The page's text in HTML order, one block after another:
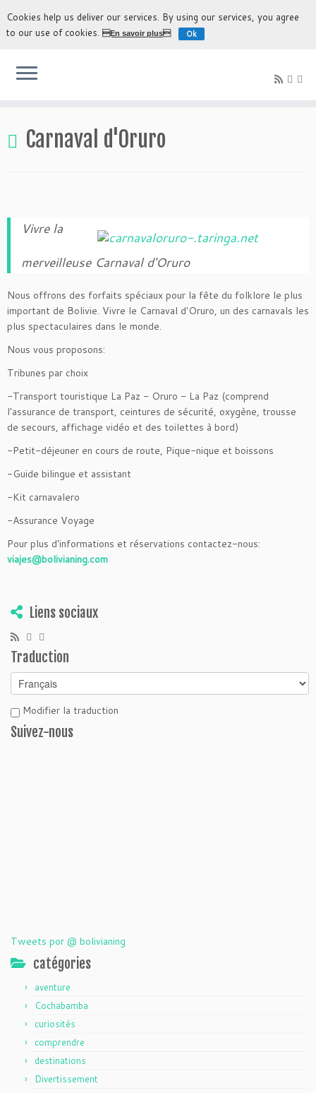
L'expérience la plus authentique de découvrir la Bolivie
Carnaval d'Oruro
Vivre la
merveilleuse Carnaval d'Oruro
Nous offrons des forfaits spéciaux pour la fête du folklore le plus
important de Bolivie. Vivre le Carnaval d'Oruro, un des carnavals les
plus spectaculaires dans le monde.
Nous vous proposons:
Tribunes par choix
-Transport touristique La Paz - Oruro - La Paz (comprend
l'assurance de transport, ceintures de sécurité, oxygène, trousse
de secours, affichage vidéo et des toilettes à bord)
-Petit-déjeuner en cours de route, Pique-nique et boissons
-Guide bilingue et assistant
-Kit carnavalero
-Assurance Voyage
Pour plus d'informations et réservations contactez-nous:
viajes@bolivianing.com
Liens sociaux
Traduction
Modifier la traduction
Suivez-nous
Tweets por @ bolivianing
catégories
aventure
Cochabamba
curiosités
comprendre
destinations
Divertissement
Cookies help us deliver our services. By using our services, you agree
to our use of cookies.En savoir plus Ok